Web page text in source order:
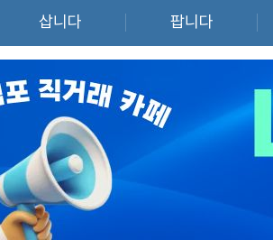
삽니다 팝니다